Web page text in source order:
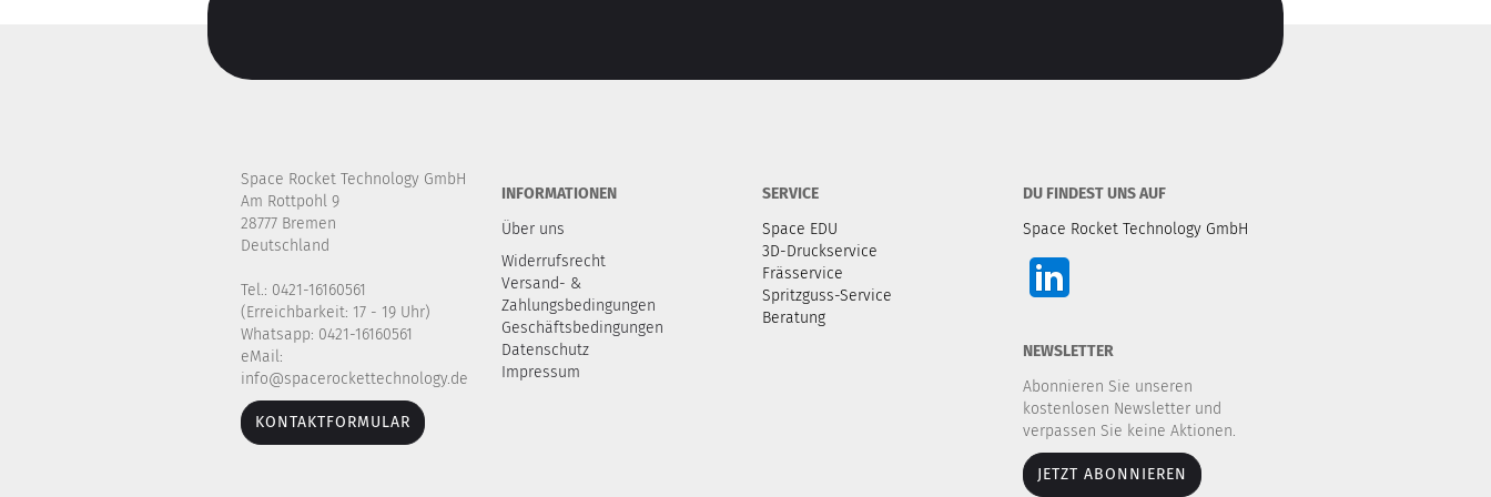
Space Rocket Technology GmbH
Am Rottpohl 9
28777 Bremen
Deutschland
Tel.: 0421-16160561
(Erreichbarkeit: 17 - 19 Uhr)
Whatsapp: 0421-16160561
eMail:
info@spacerockettechnology.de
KONTAKTFORMULAR
INFORMATIONEN
Über uns
Widerrufsrecht
Versand- &
Zahlungsbedingungen
Geschäftsbedingungen
Datenschutz
Impressum
SERVICE
Space EDU
3D-Druckservice
Frässervice
Spritzguss-Service
Beratung
DU FINDEST UNS AUF
Space Rocket Technology GmbH
NEWSLETTER
Abonnieren Sie unseren
kostenlosen Newsletter und
verpassen Sie keine Aktionen.
JETZT ABONNIEREN